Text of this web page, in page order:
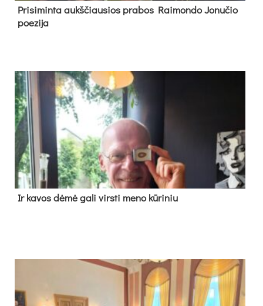
Pri­si­min­ta aukš­čiau­sios pra­bos Rai­mon­do Jo­nu­čio
poe­zi­ja
Ir ka­vos dė­mė ga­li virs­ti me­no kū­ri­niu